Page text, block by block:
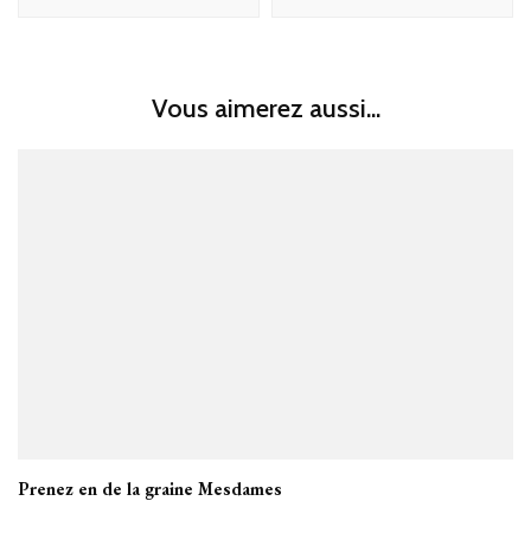
Vous aimerez aussi...
Prenez en de la graine Mesdames